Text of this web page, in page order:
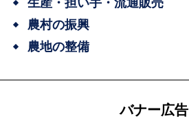
農村の振興
農地の整備
バナー広告